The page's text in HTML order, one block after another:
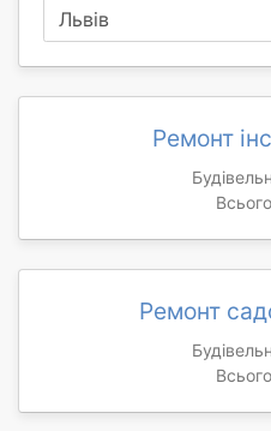
Львів
Ремонт
Ремонт